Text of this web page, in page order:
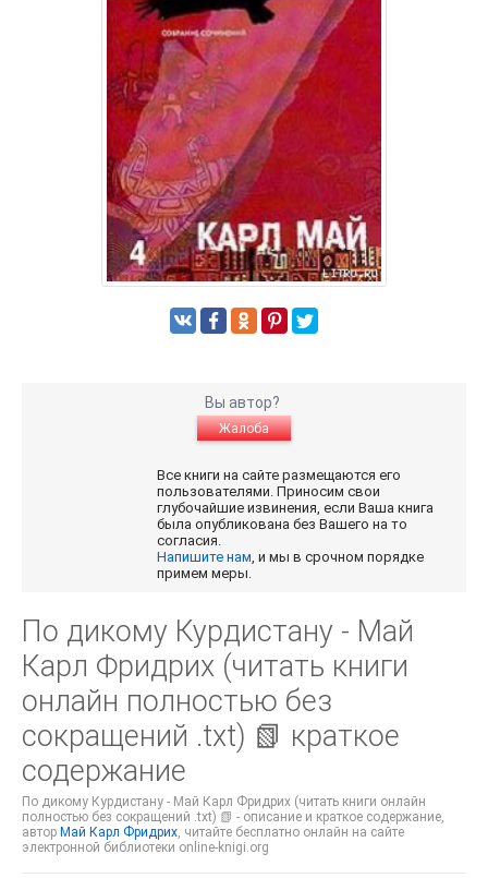
Вы автор?
Жалоба
Все книги на сайте размещаются его
пользователями. Приносим свои
глубочайшие извинения, если Ваша книга
была опубликована без Вашего на то
согласия.
Напишите нам, и мы в срочном порядке
примем меры.
По дикому Курдистану - Май
Карл Фридрих (читать книги
онлайн полностью без
сокращений .txt) 📗 краткое
содержание
По дикому Курдистану - Май Карл Фридрих (читать книги онлайн
полностью без сокращений .txt) 📗 - описание и краткое содержание,
автор Май Карл Фридрих, читайте бесплатно онлайн на сайте
электронной библиотеки online-knigi.org